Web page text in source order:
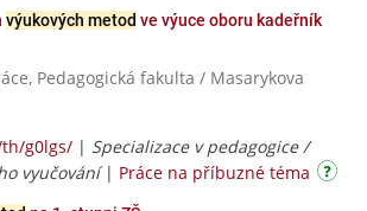
výukových metod ve výuce oboru kadeřník
Pedagogická fakulta / Masarykova
g0lgs/ | Specializace v pedagogice /
vyučování| Práce na příbuzné téma